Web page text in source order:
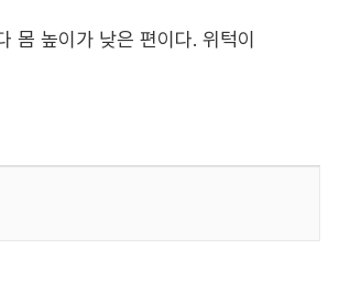
높이가 낮은 편이다. 위턱이